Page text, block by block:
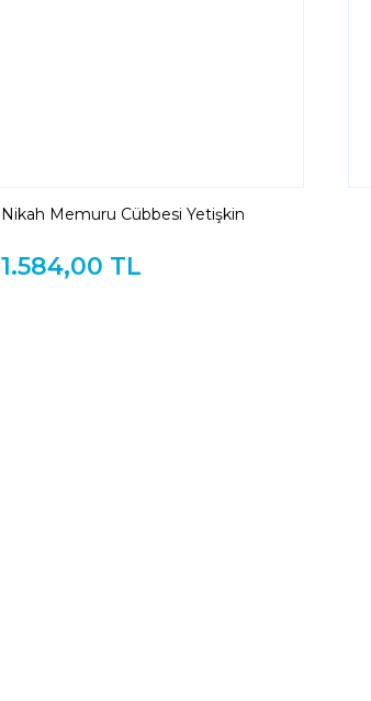
Nikah Memuru Cübbesi Yetişkin
1.584,00 TL